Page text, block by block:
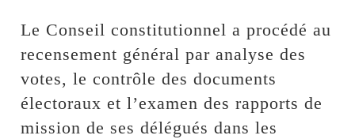
Le Conseil constitutionnel a procédé au
recensement général par analyse des
votes, le contrôle des documents
électoraux et l’examen des rapports de
mission de ses délégués dans les